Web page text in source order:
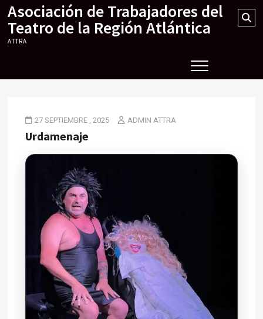
Skip
content
Asociación de Trabajadores del
Teatro de la Región Atlántica
ATTRA
27 SEPTIEMBRE , 2025 ADMIN ATTRA
Urdamenaje